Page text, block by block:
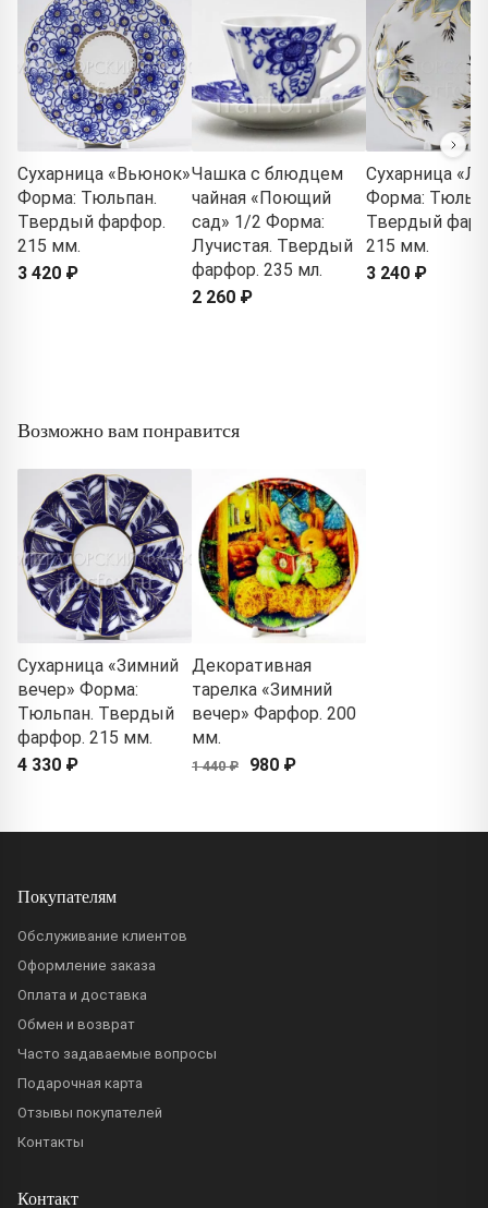
Сухарница «Вьюнок»
Форма: Тюльпан.
Твердый фарфор.
215 мм.
3 420 ₽
Чашка с блюдцем
чайная «Поющий
сад» 1/2 Форма:
Лучистая. Твердый
фарфор. 235 мл.
2 260 ₽
Сухарница
Форма:
Твердый
215 мм.
3 240 ₽
Возможно вам понравится
Сухарница «Зимний
вечер» Форма:
Тюльпан. Твердый
фарфор. 215 мм.
4 330 ₽
Декоративная
тарелка «Зимний
вечер» Фарфор. 200
мм.
1 440 ₽ 980 ₽
Покупателям
Обслуживание клиентов
Оформление заказа
Оплата и доставка
Обмен и возврат
Часто задаваемые вопросы
Подарочная карта
Отзывы покупателей
Контакты
Контакт